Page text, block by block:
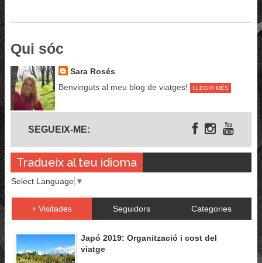
Qui sóc
Sara Rosés
Benvinguts al meu blog de viatges!
LLEGIR MÉS
SEGUEIX-ME:
Tradueix al teu idioma
Select Language ▼
+ Visitades Seguidors Categories
Japó 2019: Organització i cost del
viatge